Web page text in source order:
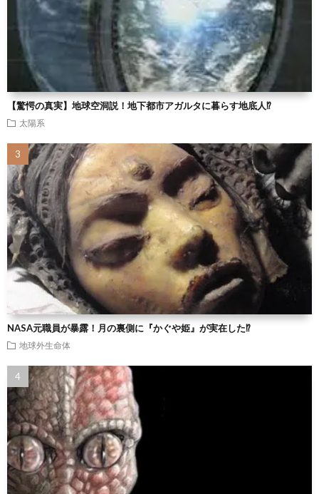
【驚愕の真実】地球空洞説！地下都市アガルタに暮らす地底人⁉
太陽系
NASA元職員が暴露！月の裏側に『かぐや姫』が実在した⁉
地球外生命体